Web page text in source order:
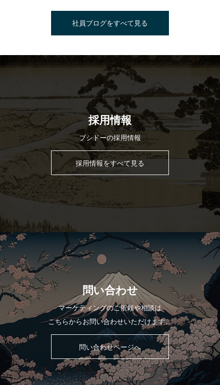
社員ブログをすべて見る
採用情報
ブシドーの採用情報
採用情報をすべて見る
問い合わせ
マーケティングのご依頼や相談は
こちらからお問い合わせいただけます。
問い合わせページへ